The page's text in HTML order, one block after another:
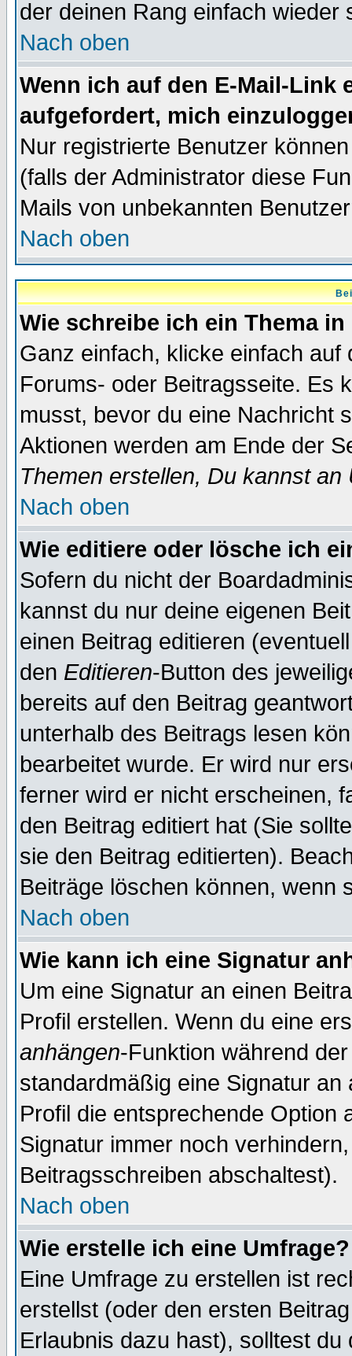
der deinen Rang einfach wieder
Nach oben
Wenn ich auf den E-Mail-Link
aufgefordert, mich
Nur registrierte Benutzer
(falls der Administrator diese
Mails von unbekannten
Nach oben
Wie schreibe ich ein Thema
Ganz einfach, klicke einfach
Forums- oder Beitragsseite. Es
musst, bevor du eine Nachricht
Aktionen werden am Ende der
Themen erstellen, Du kannst
Nach oben
Wie editiere oder lösche ich
Sofern du nicht der
kannst du nur deine eigenen
einen Beitrag editieren
den Editieren-Button des
bereits auf den Beitrag
unterhalb des Beitrags lesen
bearbeitet wurde. Er wird nur
ferner wird er nicht erscheinen,
den Beitrag editiert hat (Sie
sie den Beitrag editierten).
Beiträge löschen können, wenn
Nach oben
Wie kann ich eine Signatur
Um eine Signatur an einen
Profil erstellen. Wenn du eine
anhängen-Funktion während
standardmäßig eine Signatur
Profil die entsprechende Option
Signatur immer noch
Beitragsschreiben abschaltest).
Nach oben
Wie erstelle ich eine Umfrage?
Eine Umfrage zu erstellen ist
erstellst (oder den ersten
Erlaubnis dazu hast), solltest